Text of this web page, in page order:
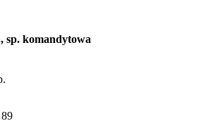
sp. komandytowa